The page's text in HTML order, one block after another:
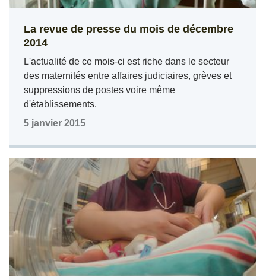
La revue de presse du mois de décembre
2014
L'actualité de ce mois-ci est riche dans le secteur
des maternités entre affaires judiciaires, grèves et
suppressions de postes voire même
d'établissements.
5 janvier 2015